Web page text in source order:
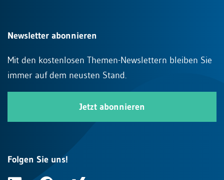
Newsletter abonnieren
Mit den kostenlosen Themen-Newslettern bleiben Sie
immer auf dem neusten Stand.
Jetzt abonnieren
Folgen Sie uns!